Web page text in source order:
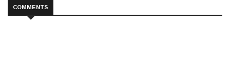
COMMENTS